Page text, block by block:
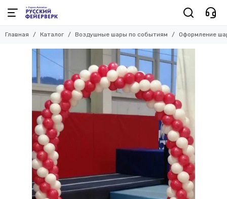
Воздушные шары по событиям
Шары на 1 годик
Шары на 23 февраля
Шары на 8 марта
Шары выписка роддом
Для девочки шары
Для мальчик шары
Шары для женщины
Шары для мужчины
Выпускной школа
Выпускной детский сад
Оформление шарами
Главная Каталог Воздушные шары по событиям Оформление